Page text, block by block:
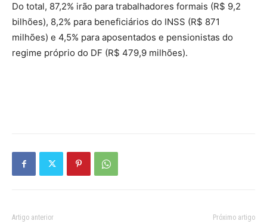
Do total, 87,2% irão para trabalhadores formais (R$ 9,2
bilhões), 8,2% para beneficiários do INSS (R$ 871
milhões) e 4,5% para aposentados e pensionistas do
regime próprio do DF (R$ 479,9 milhões).
Artigo anterior Próximo artigo